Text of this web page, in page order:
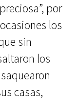
por
los
sin
los
casas,